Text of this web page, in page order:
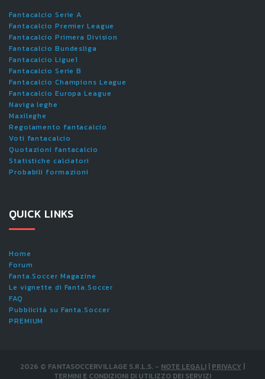
Fantacalcio Serie A
Fantacalcio Premier League
Fantacalcio Primera Division
Fantacalcio Bundesliga
Fantacalcio Ligue1
Fantacalcio Serie B
Fantacalcio Champions League
Fantacalcio Europa League
Naviga leghe
Maxileghe
Regolamento fantacalcio
Voti fantacalcio
Quotazioni fantacalcio
Statistiche calciatori
Probabili formazioni
QUICK LINKS
Home
Forum
Fanta.Soccer Magazine
Le vignette di Fanta.Soccer
FAQ
Pubblicità su Fanta.Soccer
PREMIUM
2026 © FANTASOCCERVILLAGE S.R.L.S. - NOTE LEGALI | PRIVACY |
TERMINI E CONDIZIONI DI UTILIZZO DEI SERVIZI